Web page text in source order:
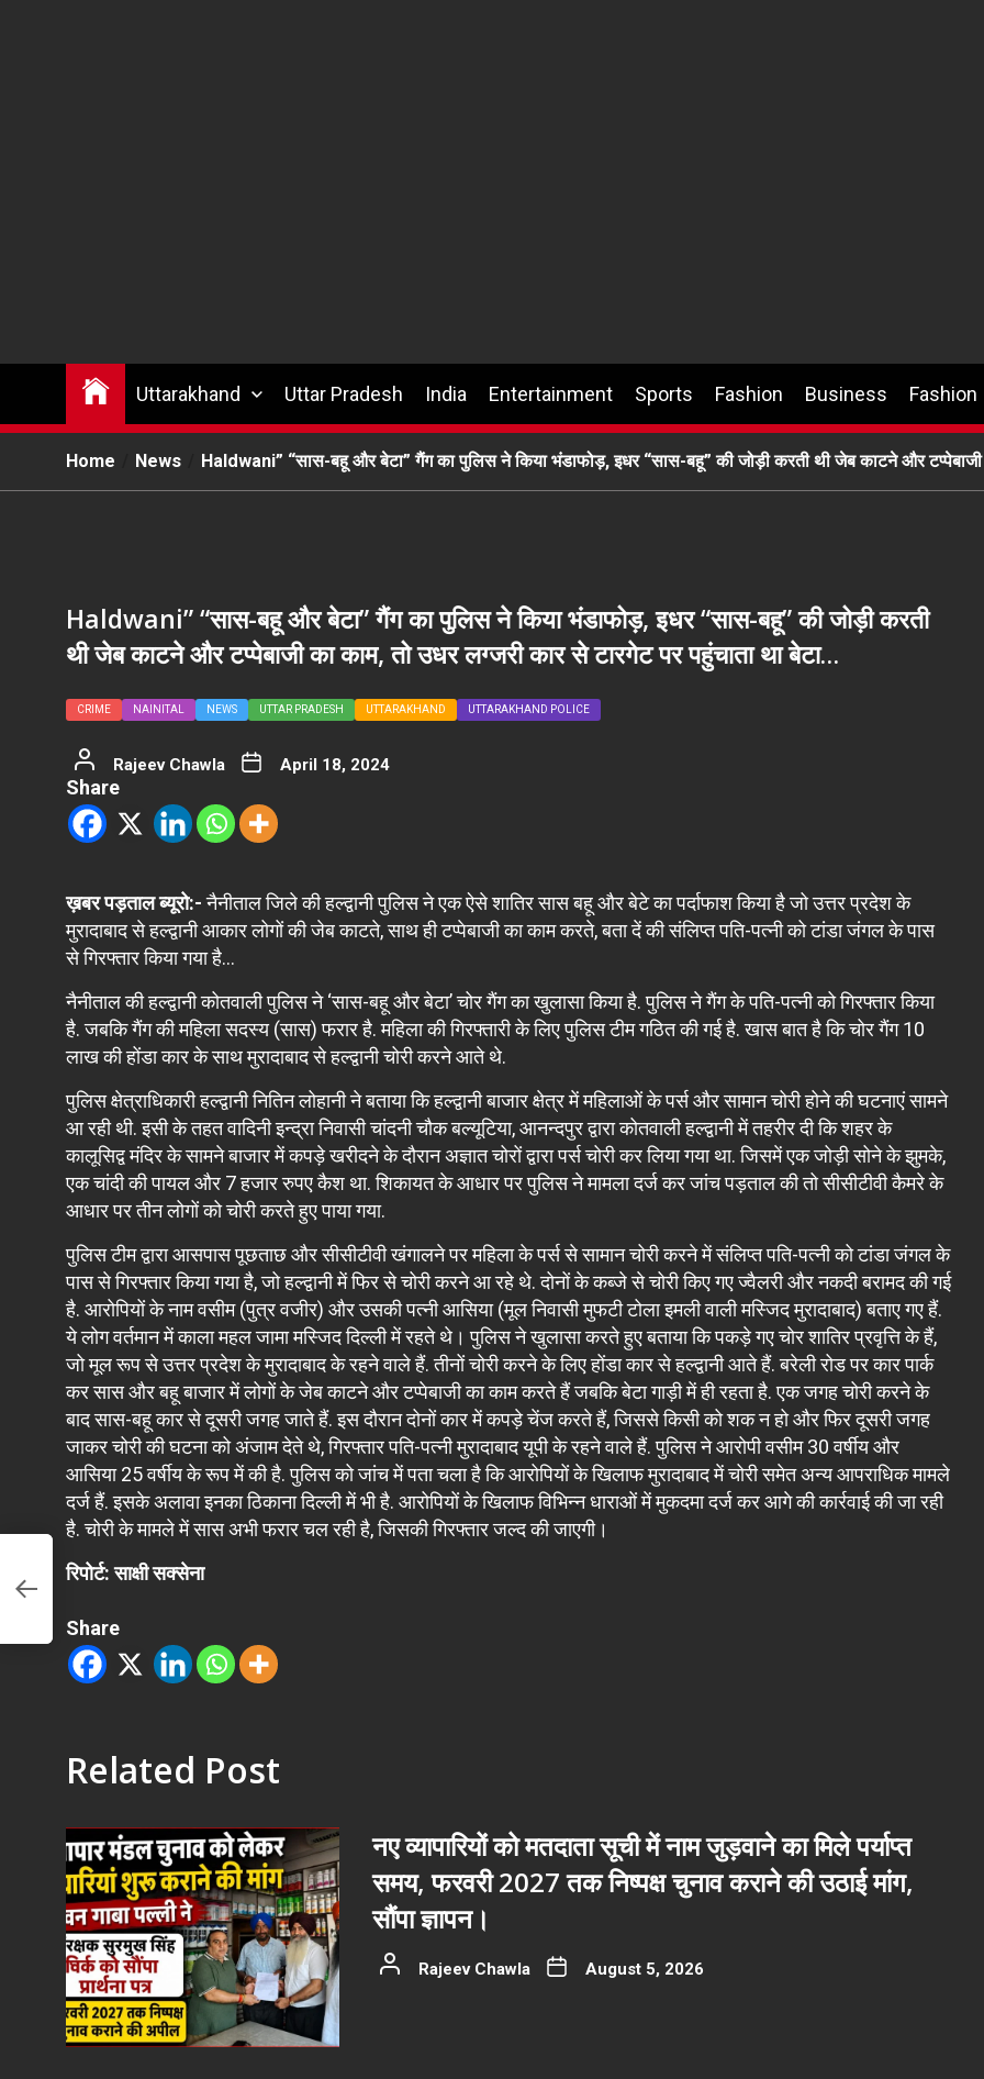
Uttarakhand Uttar Pradesh India Entertainment Sports Fashion Business Fashion
Home News Haldwani” “सास-बहू और बेटा” गैंग का पुलिस ने किया भंडाफोड़, इधर “सास-बहू” की जोड़ी करती थी जेब काटने और टप्पेबाजी
Haldwani” “सास-बहू और बेटा” गैंग का पुलिस ने किया भंडाफोड़, इधर “सास-बहू” की जोड़ी करती
थी जेब काटने और टप्पेबाजी का काम, तो उधर लग्जरी कार से टारगेट पर पहुंचाता था बेटा…
CRIME NAINITAL NEWS UTTAR PRADESH UTTARAKHAND UTTARAKHAND POLICE
Rajeev Chawla April 18, 2024
Share
ख़बर पड़ताल ब्यूरो:-नैनीताल जिले की हल्द्वानी पुलिस ने एक ऐसे शातिर सास बहू और बेटे का पर्दाफाश किया है जो उत्तर प्रदेश के
मुरादाबाद से हल्द्वानी आकार लोगों की जेब काटते, साथ ही टप्पेबाजी का काम करते, बता दें की संलिप्त पति-पत्नी को टांडा जंगल के पास
से गिरफ्तार किया गया है…
नैनीताल की हल्द्वानी कोतवाली पुलिस ने ‘सास-बहू और बेटा’ चोर गैंग का खुलासा किया है. पुलिस ने गैंग के पति-पत्नी को गिरफ्तार किया
है. जबकि गैंग की महिला सदस्य (सास) फरार है. महिला की गिरफ्तारी के लिए पुलिस टीम गठित की गई है. खास बात है कि चोर गैंग 10
लाख की होंडा कार के साथ मुरादाबाद से हल्द्वानी चोरी करने आते थे.
पुलिस क्षेत्राधिकारी हल्द्वानी नितिन लोहानी ने बताया कि हल्द्वानी बाजार क्षेत्र में महिलाओं के पर्स और सामान चोरी होने की घटनाएं सामने
आ रही थी. इसी के तहत वादिनी इन्द्रा निवासी चांदनी चौक बल्यूटिया, आनन्दपुर द्वारा कोतवाली हल्द्वानी में तहरीर दी कि शहर के
कालूसिद्व मंदिर के सामने बाजार में कपड़े खरीदने के दौरान अज्ञात चोरों द्वारा पर्स चोरी कर लिया गया था. जिसमें एक जोड़ी सोने के झुमके,
एक चांदी की पायल और 7 हजार रुपए कैश था. शिकायत के आधार पर पुलिस ने मामला दर्ज कर जांच पड़ताल की तो सीसीटीवी कैमरे के
आधार पर तीन लोगों को चोरी करते हुए पाया गया.
पुलिस टीम द्वारा आसपास पूछताछ और सीसीटीवी खंगालने पर महिला के पर्स से सामान चोरी करने में संलिप्त पति-पत्नी को टांडा जंगल के
पास से गिरफ्तार किया गया है, जो हल्द्वानी में फिर से चोरी करने आ रहे थे. दोनों के कब्जे से चोरी किए गए ज्वैलरी और नकदी बरामद की गई
है. आरोपियों के नाम वसीम (पुत्र वजीर) और उसकी पत्नी आसिया (मूल निवासी मुफटी टोला इमली वाली मस्जिद मुरादाबाद) बताए गए हैं.
ये लोग वर्तमान में काला महल जामा मस्जिद दिल्ली में रहते थे। पुलिस ने खुलासा करते हुए बताया कि पकड़े गए चोर शातिर प्रवृत्ति के हैं,
जो मूल रूप से उत्तर प्रदेश के मुरादाबाद के रहने वाले हैं. तीनों चोरी करने के लिए होंडा कार से हल्द्वानी आते हैं. बरेली रोड पर कार पार्क
कर सास और बहू बाजार में लोगों के जेब काटने और टप्पेबाजी का काम करते हैं जबकि बेटा गाड़ी में ही रहता है. एक जगह चोरी करने के
बाद सास-बहू कार से दूसरी जगह जाते हैं. इस दौरान दोनों कार में कपड़े चेंज करते हैं, जिससे किसी को शक न हो और फिर दूसरी जगह
जाकर चोरी की घटना को अंजाम देते थे, गिरफ्तार पति-पत्नी मुरादाबाद यूपी के रहने वाले हैं. पुलिस ने आरोपी वसीम 30 वर्षीय और
आसिया 25 वर्षीय के रूप में की है. पुलिस को जांच में पता चला है कि आरोपियों के खिलाफ मुरादाबाद में चोरी समेत अन्य आपराधिक मामले
दर्ज हैं. इसके अलावा इनका ठिकाना दिल्ली में भी है. आरोपियों के खिलाफ विभिन्न धाराओं में मुकदमा दर्ज कर आगे की कार्रवाई की जा रही
है. चोरी के मामले में सास अभी फरार चल रही है, जिसकी गिरफ्तार जल्द की जाएगी।
रिपोर्ट: साक्षी सक्सेना
Share
Related Post
नए व्यापारियों को मतदाता सूची में नाम जुड़वाने का मिले पर्याप्त
समय, फरवरी 2027 तक निष्पक्ष चुनाव कराने की उठाई मांग,
सौंपा ज्ञापन।
Rajeev Chawla August 5, 2026